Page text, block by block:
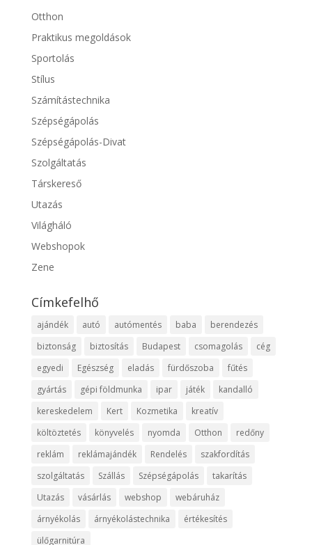
Otthon
Praktikus megoldások
Sportolás
Stílus
Számítástechnika
Szépségápolás
Szépségápolás-Divat
Szolgáltatás
Társkereső
Utazás
Világháló
Webshopok
Zene
Címkefelhő
ajándék autó autómentés baba
berendezés
biztonság
biztosítás Budapest csomagolás
cég
egyedi
Egészség eladás fürdőszoba
fűtés
gyártás
gépi földmunka ipar játék
kandalló
kereskedelem
Kert Kozmetika
kreatív
költöztetés
könyvelés nyomda Otthon
redőny
reklám
reklámajándék Rendelés
szakfordítás
szolgáltatás
Szállás Szépségápolás
takarítás
Utazás
vásárlás webshop
webáruház
árnyékolás
árnyékolástechnika
értékesítés
ülőgarnitúra